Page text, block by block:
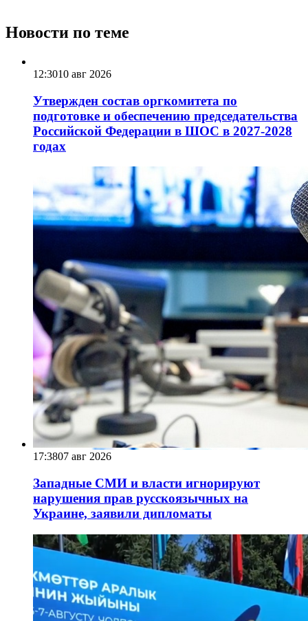
Новости по теме
12:3010 авг 2026
Утвержден состав оргкомитета по
подготовке и обеспечению председательства
Российской Федерации в ШОС в 2027-2028
годах
17:3807 авг 2026
Западные СМИ и власти игнорируют
нарушения прав русскоязычных на
Украине, заявили дипломаты